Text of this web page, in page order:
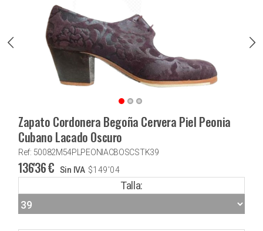
Zapato Cordonera Begoña Cervera Piel Peonia
Cubano Lacado Oscuro
Ref: 50082M54PLPEONIACBOSCSTK39
136'36€ Sin IVA $149'04
Talla: